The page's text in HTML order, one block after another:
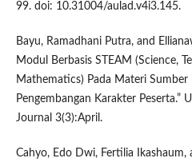
99. doi: 10.31004/aulad.v4i3.145.
Bayu, Ramadhani Putra, and
Modul Berbasis STEAM (Science,
Mathematics) Pada Materi
Pengembangan Karakter Peserta.”
Journal 3(3):April.
Cahyo, Edo Dwi, Fertilia Ikashaum,